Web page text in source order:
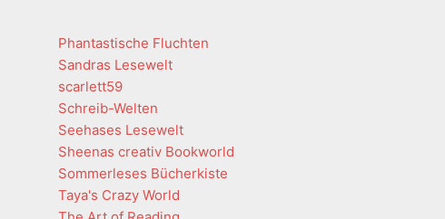
Phantastische Fluchten
Sandras Lesewelt
scarlett59
Schreib-Welten
Seehases Lesewelt
Sheenas creativ Bookworld
Sommerleses Bücherkiste
Taya's Crazy World